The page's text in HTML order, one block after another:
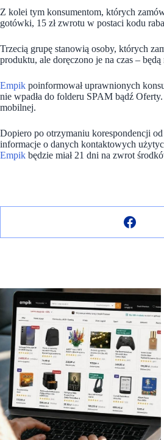
Z kolei tym konsumentom, których
gotówki, 15 zł zwrotu w postaci kodu
Trzecią grupę stanowią osoby, których
produktu, ale doręczono je na czas –
Empik poinformował uprawnionych
nie wpadła do folderu SPAM bądź
mobilnej.
Dopiero po otrzymaniu korespondencji
informacje o danych kontaktowych
Empik będzie miał 21 dni na zwrot